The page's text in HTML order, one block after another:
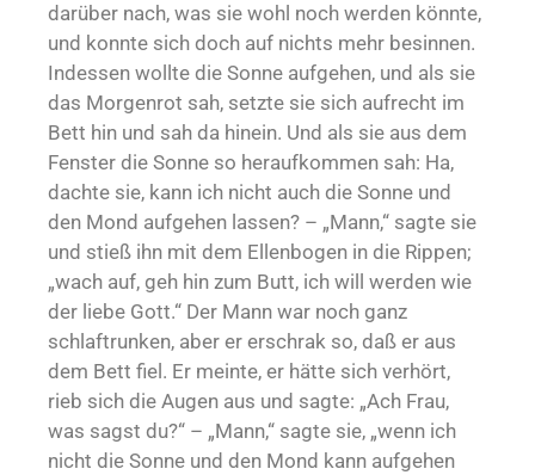
darüber nach, was sie wohl noch werden könnte,
und konnte sich doch auf nichts mehr besinnen.
Indessen wollte die Sonne aufgehen, und als sie
das Morgenrot sah, setzte sie sich aufrecht im
Bett hin und sah da hinein. Und als sie aus dem
Fenster die Sonne so heraufkommen sah: Ha,
dachte sie, kann ich nicht auch die Sonne und
den Mond aufgehen lassen? – „Mann,“ sagte sie
und stieß ihn mit dem Ellenbogen in die Rippen;
„wach auf, geh hin zum Butt, ich will werden wie
der liebe Gott.“ Der Mann war noch ganz
schlaftrunken, aber er erschrak so, daß er aus
dem Bett fiel. Er meinte, er hätte sich verhört,
rieb sich die Augen aus und sagte: „Ach Frau,
was sagst du?“ – „Mann,“ sagte sie, „wenn ich
nicht die Sonne und den Mond kann aufgehen